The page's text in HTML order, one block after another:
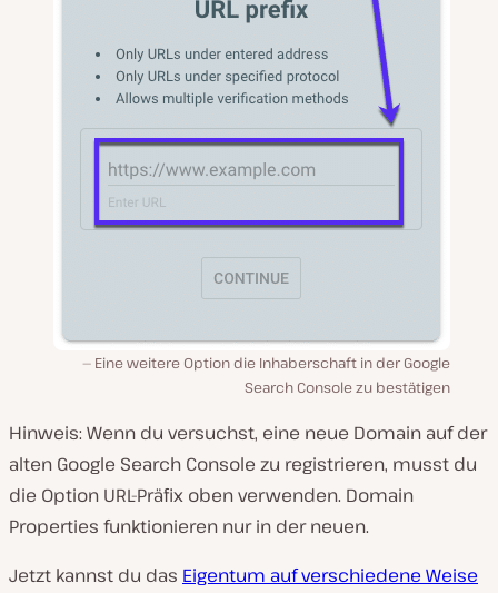
Eine weitere Option die Inhaberschaft in der Google
Search Console zu bestätigen
Hinweis: Wenn du versuchst, eine neue Domain auf der
alten Google Search Console zu registrieren, musst du
die Option URL-Präfix oben verwenden. Domain
Properties funktionieren nur in der neuen.
Jetzt kannst du das Eigentum auf verschiedene Weise